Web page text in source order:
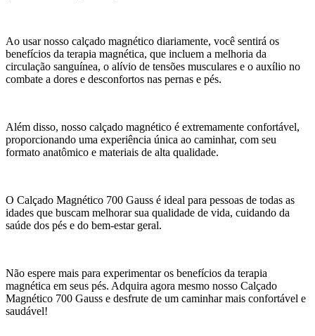
Ao usar nosso calçado magnético diariamente, você sentirá os
benefícios da terapia magnética, que incluem a melhoria da
circulação sanguínea, o alívio de tensões musculares e o auxílio no
combate a dores e desconfortos nas pernas e pés.
Além disso, nosso calçado magnético é extremamente confortável,
proporcionando uma experiência única ao caminhar, com seu
formato anatômico e materiais de alta qualidade.
O Calçado Magnético 700 Gauss é ideal para pessoas de todas as
idades que buscam melhorar sua qualidade de vida, cuidando da
saúde dos pés e do bem-estar geral.
Não espere mais para experimentar os benefícios da terapia
magnética em seus pés. Adquira agora mesmo nosso Calçado
Magnético 700 Gauss e desfrute de um caminhar mais confortável e
saudável!